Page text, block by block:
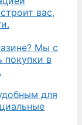
вас,
Мы с
покупки в
для